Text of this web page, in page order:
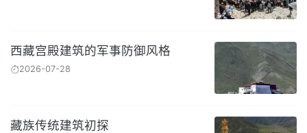
西藏宫殿建筑的军事防御风格
2026-07-28
藏族传统建筑初探